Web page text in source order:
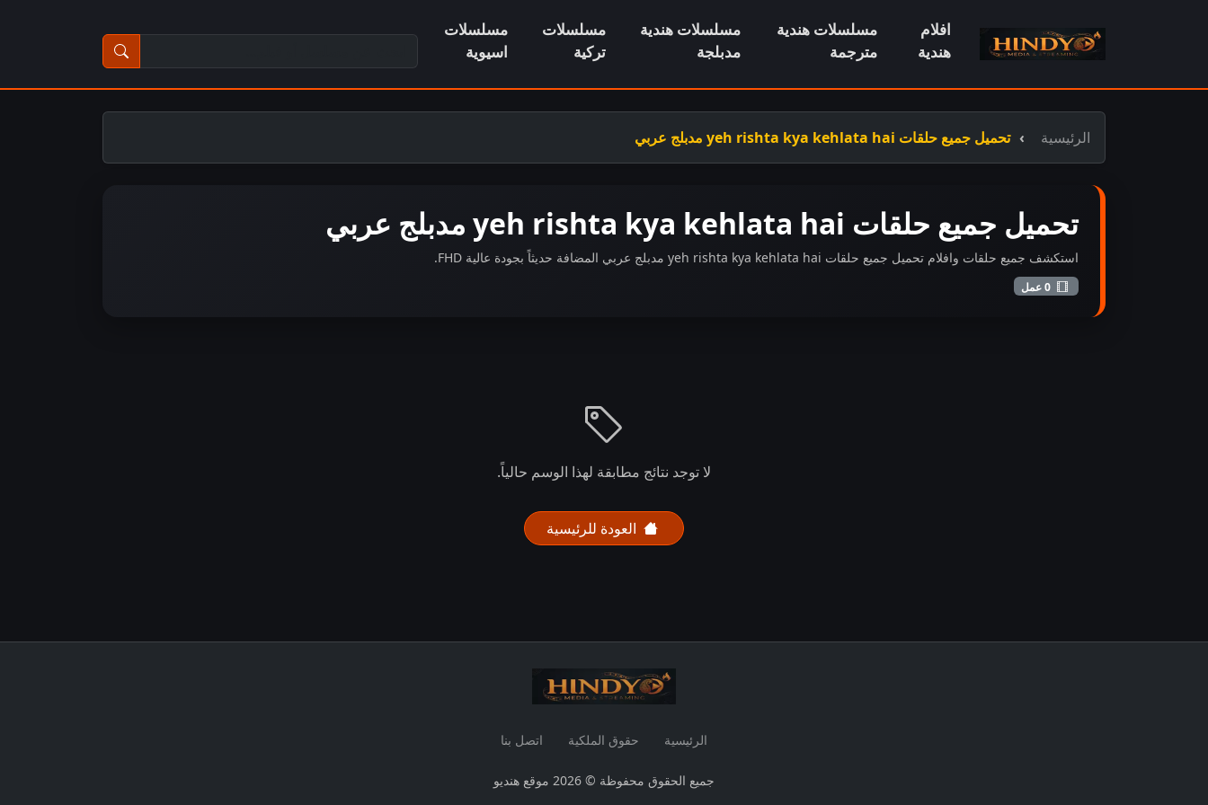
افلام
هندية
مسلسلات هندية
مترجمة
مسلسلات هندية
مدبلجة
مسلسلات
تركية
مسلسلات
اسيوية
الرئيسية تحميل جميع حلقات yeh rishta kya kehlata hai مدبلج عربي
تحميل جميع حلقات yeh rishta kya kehlata hai مدبلج عربي
استكشف جميع حلقات وافلام تحميل جميع حلقات yeh rishta kya kehlata hai مدبلج عربي المضافة حديثاً بجودة عالية FHD.
لا توجد نتائج مطابقة لهذا الوسم حالياً.
العودة للرئيسية
الرئيسية حقوق الملكية اتصل بنا
جميع الحقوق محفوظة © 2026 موقع هنديو